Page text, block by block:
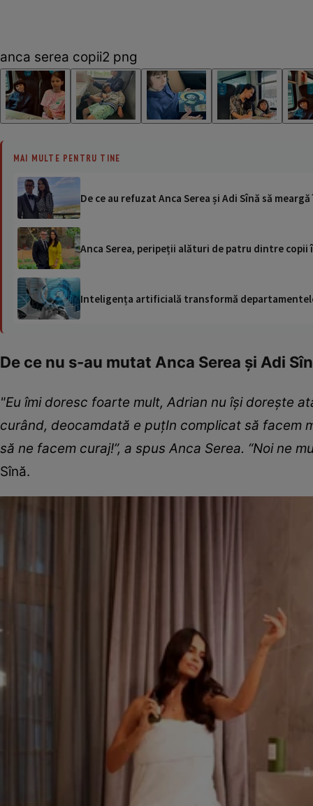
anca serea copii2 png
MAI MULTE PENTRU TINE
De ce au refuzat Anca Serea și Adi Sînă să
Anca Serea, peripeții alături de patru dintre
Inteligența artificială transformă
De ce nu s-au mutat Anca Serea și Adi
"Eu îmi doresc foarte mult, Adrian nu își dorește
curând, deocamdată e puțIn complicat să facem
să ne facem curaj!”, a spus Anca Serea. “Noi ne
Sînă.